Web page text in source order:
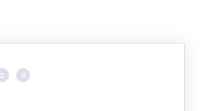
2 3